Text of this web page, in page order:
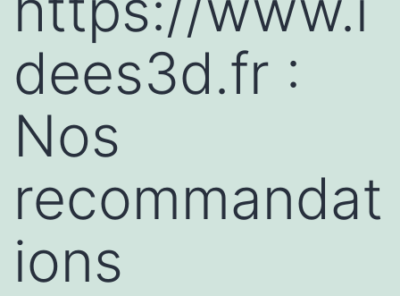
dees3d.fr :
Nos
recommandat
ions